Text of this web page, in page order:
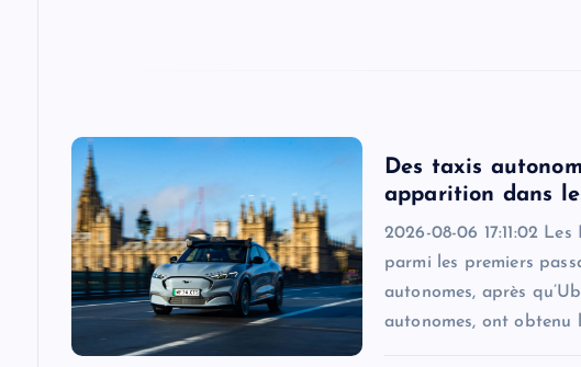
Des taxis
apparition dans
2026-08-06 17:11:02
parmi les premiers
autonomes, après
autonomes, ont obtenu